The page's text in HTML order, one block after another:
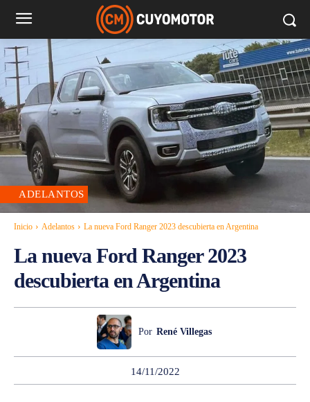
ADELANTOS
Inicio Adelantos La nueva Ford Ranger 2023 descubierta en Argentina
La nueva Ford Ranger 2023
descubierta en Argentina
Por René Villegas
14/11/2022